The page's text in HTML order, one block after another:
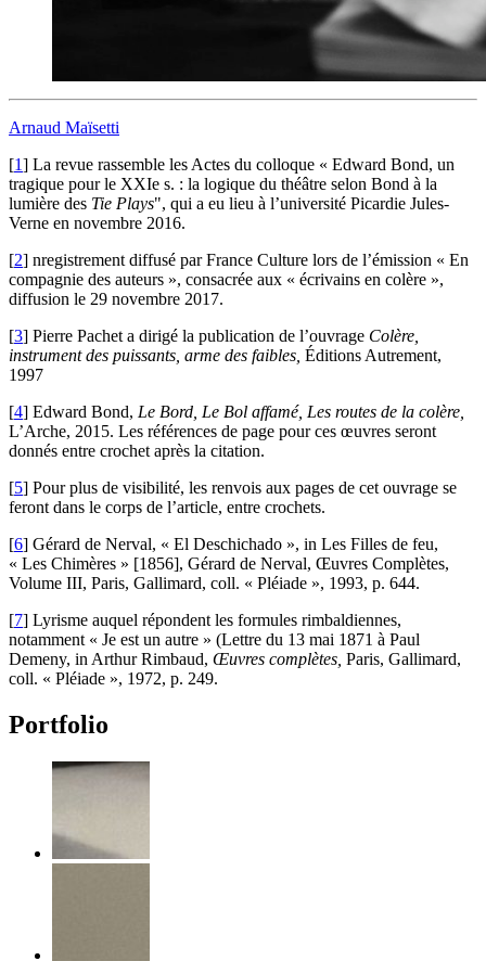
Arnaud Maïsetti
[1] La revue rassemble les Actes du colloque « Edward Bond, un
tragique pour le XXIe s. : la logique du théâtre selon Bond à la
lumière des Tie Plays", qui a eu lieu à l’université Picardie Jules-
Verne en novembre 2016.
[2] nregistrement diffusé par France Culture lors de l’émission « En
compagnie des auteurs », consacrée aux « écrivains en colère »,
diffusion le 29 novembre 2017.
[3] Pierre Pachet a dirigé la publication de l’ouvrage Colère,
instrument des puissants, arme des faibles, Éditions Autrement,
1997
[4] Edward Bond, Le Bord, Le Bol affamé, Les routes de la colère,
L’Arche, 2015. Les références de page pour ces œuvres seront
donnés entre crochet après la citation.
[5] Pour plus de visibilité, les renvois aux pages de cet ouvrage se
feront dans le corps de l’article, entre crochets.
[6] Gérard de Nerval, « El Deschichado », in Les Filles de feu,
« Les Chimères » [1856], Gérard de Nerval, Œuvres Complètes,
Volume III, Paris, Gallimard, coll. « Pléiade », 1993, p. 644.
[7] Lyrisme auquel répondent les formules rimbaldiennes,
notamment « Je est un autre » (Lettre du 13 mai 1871 à Paul
Demeny, in Arthur Rimbaud, Œuvres complètes, Paris, Gallimard,
coll. « Pléiade », 1972, p. 249.
Portfolio